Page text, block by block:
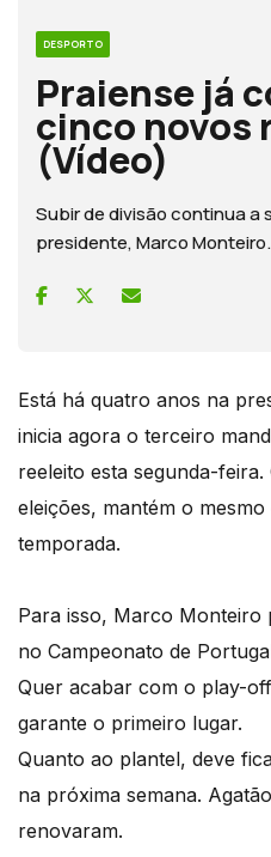
DESPORTO
Praiense já
cinco novos
(Vídeo)
Subir de divisão continua a
presidente, Marco Monteiro.
Está há quatro anos na
inicia agora o terceiro
reeleito esta segunda-feira.
eleições, mantém o
temporada.
Para isso, Marco Monteiro
no Campeonato de
Quer acabar com o play-
garante o primeiro lugar.
Quanto ao plantel, deve
na próxima semana.
renovaram.